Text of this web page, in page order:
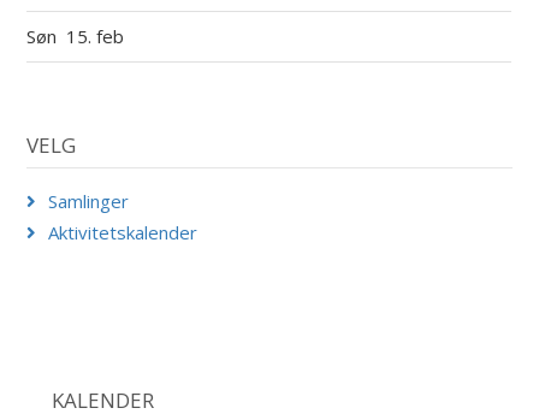
Søn 15. feb
VELG
Samlinger
Aktivitetskalender
KALENDER